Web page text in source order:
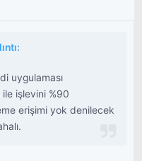
uygulaması
işlevini %90
erişimi yok denilecek